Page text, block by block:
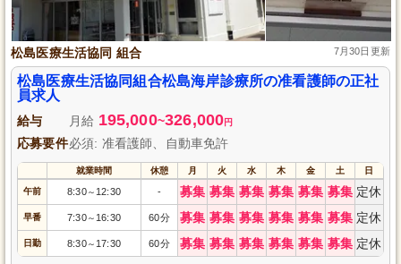
松島医療生活協同 組合 7月30日更新
松島医療生活協同組合松島海岸診療所の准看護師の正社
員求人
給与 月給 195,000~326,000円
応募要件必須: 准看護師、自動車免許
就業時間 休憩 月 火 水 木 金 土 日
午前 8:30～ 12:30 - 募集 募集 募集 募集 募集 募集 定休
早番 7:30～ 16:30 60分 募集 募集 募集 募集 募集 募集 定休
日勤 8:30～ 17:30 60分 募集 募集 募集 募集 募集 募集 定休